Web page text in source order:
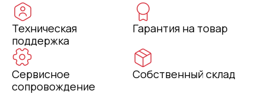
Техническая
поддержка
Гарантия на товар
Сервисное
сопровождение
Собственный склад